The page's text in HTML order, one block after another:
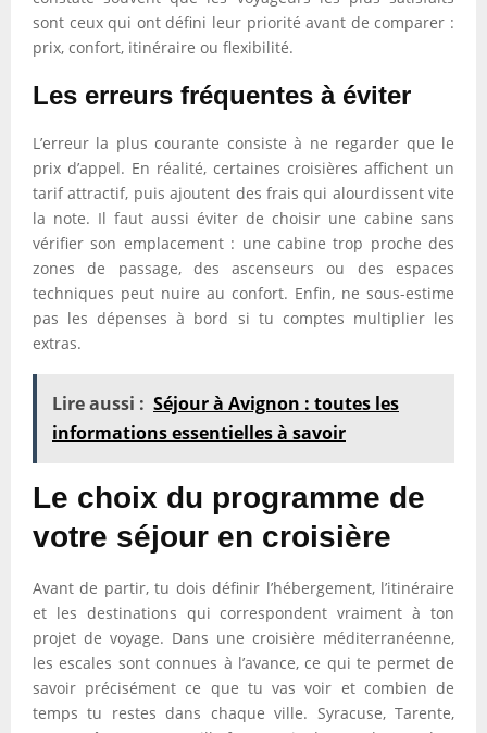
sont ceux qui ont défini leur priorité avant de comparer :
prix, confort, itinéraire ou flexibilité.
Les erreurs fréquentes à éviter
L’erreur la plus courante consiste à ne regarder que le
prix d’appel. En réalité, certaines croisières affichent un
tarif attractif, puis ajoutent des frais qui alourdissent vite
la note. Il faut aussi éviter de choisir une cabine sans
vérifier son emplacement : une cabine trop proche des
zones de passage, des ascenseurs ou des espaces
techniques peut nuire au confort. Enfin, ne sous-estime
pas les dépenses à bord si tu comptes multiplier les
extras.
Lire aussi : Séjour à Avignon : toutes les
informations essentielles à savoir
Le choix du programme de
votre séjour en croisière
Avant de partir, tu dois définir l’hébergement, l’itinéraire
et les destinations qui correspondent vraiment à ton
projet de voyage. Dans une croisière méditerranéenne,
les escales sont connues à l’avance, ce qui te permet de
savoir précisément ce que tu vas voir et combien de
temps tu restes dans chaque ville. Syracuse, Tarente,